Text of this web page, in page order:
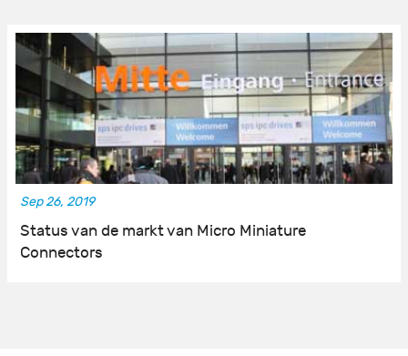
Sep 26, 2019
Status van de markt van Micro Miniature
Connectors